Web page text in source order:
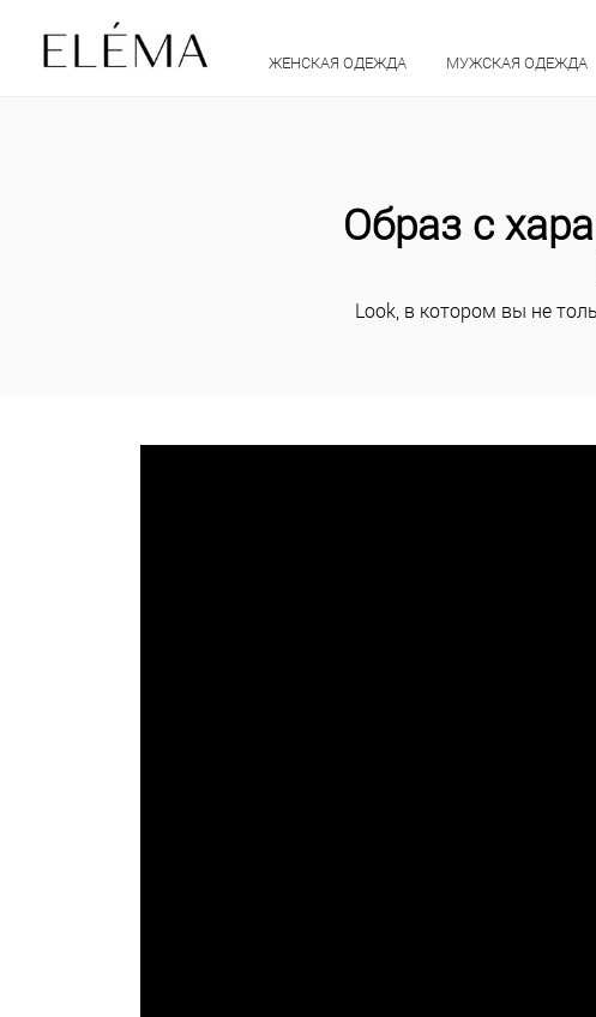
ЖЕНСКАЯ ОДЕЖДА МУЖСКАЯ ОДЕЖДА
Образ с
Look, в котором вы не